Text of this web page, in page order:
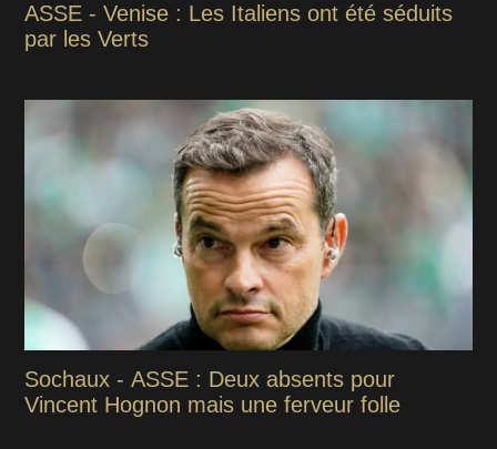
ASSE - Venise : Les Italiens ont été séduits
par les Verts
Sochaux - ASSE : Deux absents pour
Vincent Hognon mais une ferveur folle